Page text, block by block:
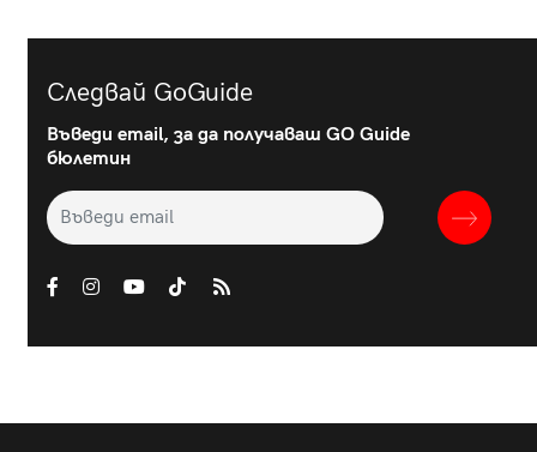
Следвай GoGuide
Въведи email, за да получаваш GO Guide
бюлетин